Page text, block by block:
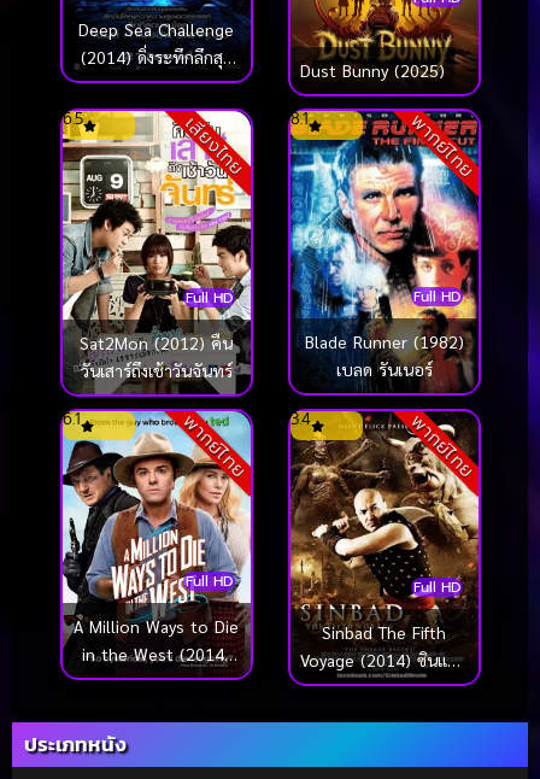
Deep Sea Challenge
(2014) ดิ่งระทึกลึกสุด
โลก
Dust Bunny (2025)
เสียงไทย
Full HD
6.5
Sat2Mon (2012) คืน
วันเสาร์ถึงเช้าวันจันทร์
พากย์ไทย
Full HD
8.1
Blade Runner (1982)
เบลด รันเนอร์
พากย์ไทย
Full HD
6.1
A Million Ways to Die
in the West (2014)
สะเหล่อไม่แอ๊บ แสบได้
พากย์ไทย
Full HD
3.4
Sinbad The Fifth
Voyage (2014) ซินแบด
พิชิตศึกสุดขอบฟ้า
ประเภทหนัง